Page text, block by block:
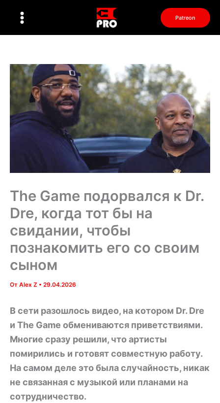
Patreon
The Game подорвался к Dr.
Dre, когда тот бы на
свидании, чтобы
познакомить его со своим
сыном
От Alex Z • 29.04.2026
В сети разошлось видео, на котором Dr. Dre
и The Game обмениваются приветствиями.
Многие сразу решили, что артисты
помирились и готовят совместную работу.
На самом деле это была случайность, никак
не связанная с музыкой или планами на
сотрудничество.